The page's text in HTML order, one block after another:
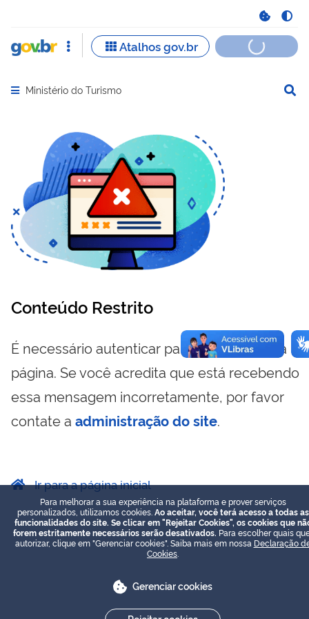
Abrir menu principal de navegação
Ministério do Turismo
Conteúdo Restrito
É necessário autenticar para visualizar essa
página. Se você acredita que está recebendo
essa mensagem incorretamente, por favor
contate a administração do site.
Ir para a página inicial
Para melhorar a sua experiência na plataforma e prover serviços
personalizados, utilizamos cookies. Ao aceitar, você terá acesso a todas as
funcionalidades do site. Se clicar em "Rejeitar Cookies", os cookies que
forem estritamente necessários serão desativados. Para escolher quais
autorizar, clique em "Gerenciar cookies". Saiba mais em nossa Declaração
Cookies
Gerenciar cookies